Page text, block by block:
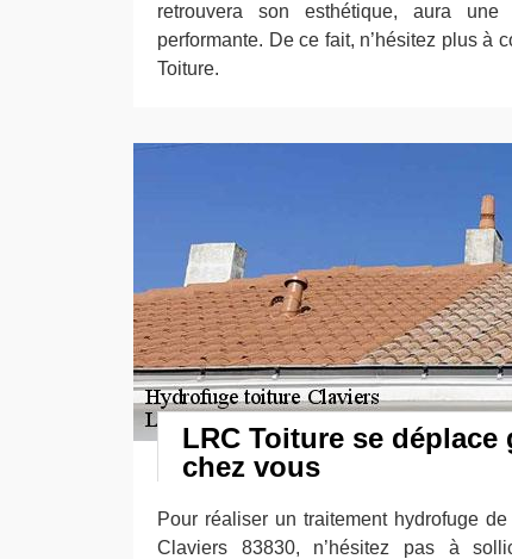
retrouvera son esthétique, aura
performante. De ce fait, n’hésitez plus à
Toiture.
LRC Toiture se déplace
chez vous
Pour réaliser un traitement hydrofuge
Claviers 83830, n’hésitez pas à